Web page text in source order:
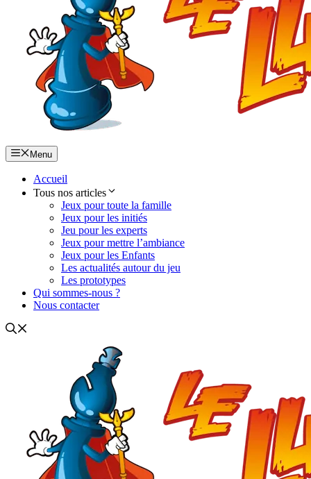
Menu
Accueil
Tous nos articles
Jeux pour toute la famille
Jeux pour les initiés
Jeu pour les experts
Jeux pour mettre l’ambiance
Jeux pour les Enfants
Les actualités autour du jeu
Les prototypes
Qui sommes-nous ?
Nous contacter